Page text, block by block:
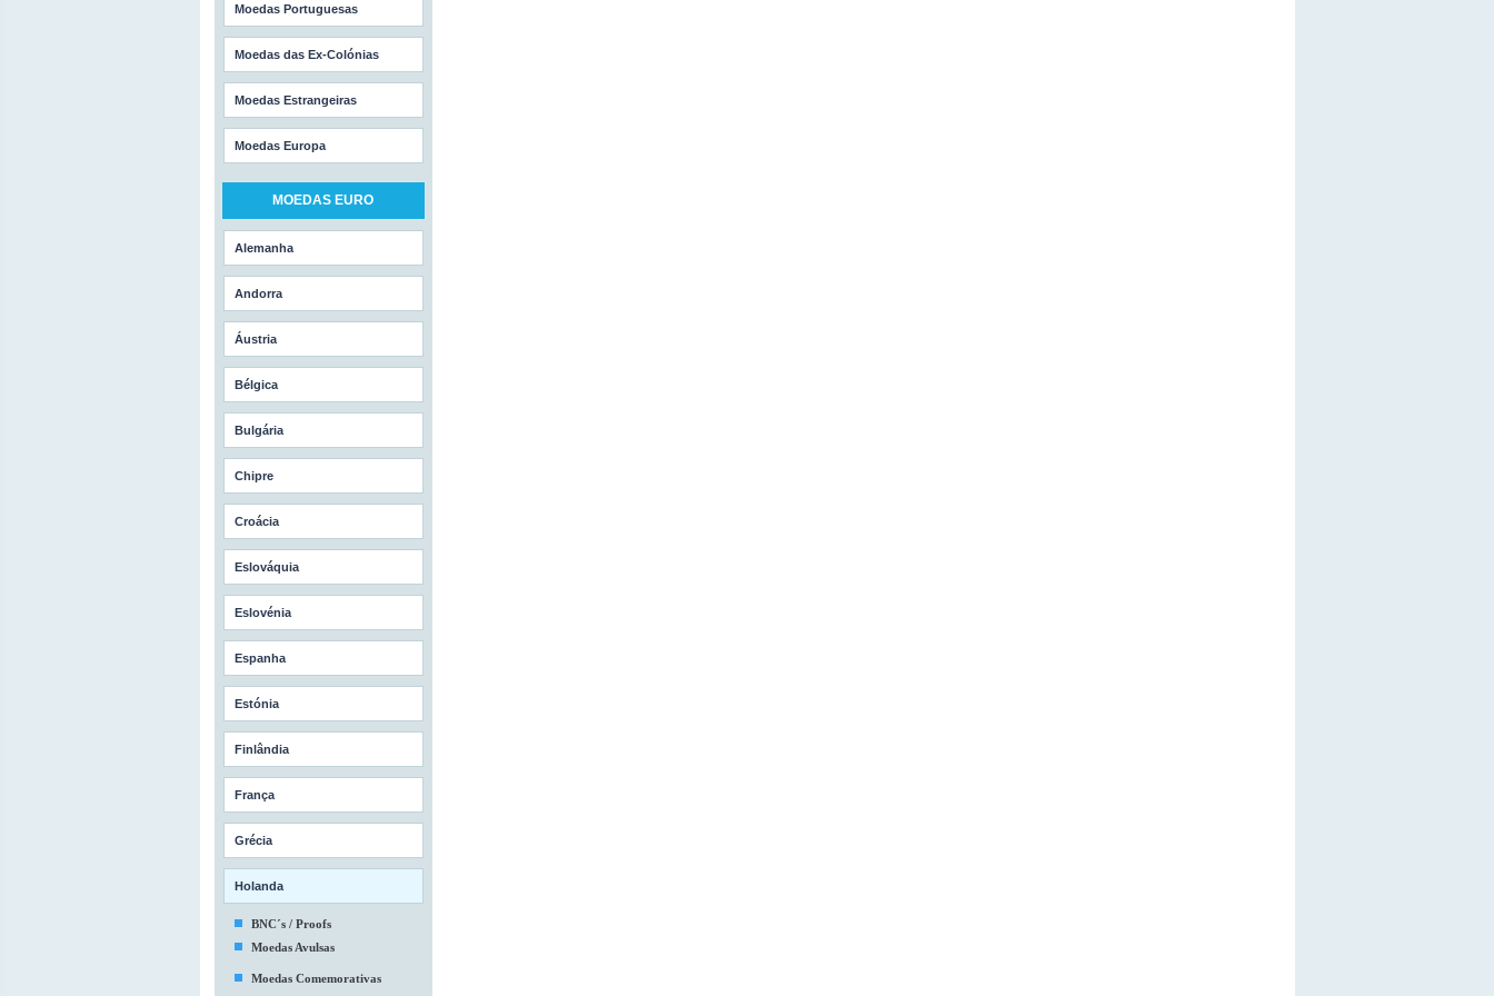
Moedas Portuguesas
Moedas das Ex-Colónias
Moedas Estrangeiras
Moedas Europa
MOEDAS EURO
Alemanha
Andorra
Áustria
Bélgica
Bulgária
Chipre
Croácia
Eslováquia
Eslovénia
Espanha
Estónia
Finlândia
França
Grécia
Holanda
BNC´s / Proofs
Moedas Avulsas
Moedas Comemorativas